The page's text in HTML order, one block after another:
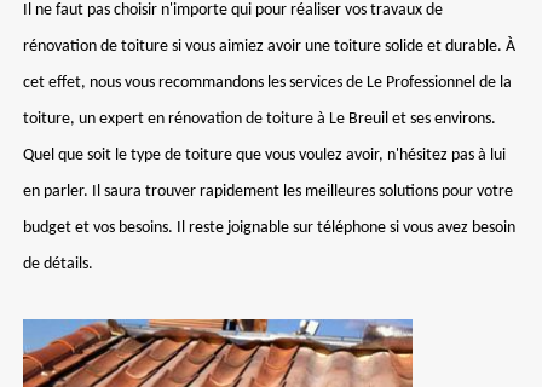
Il ne faut pas choisir n'importe qui pour réaliser vos travaux de
rénovation de toiture si vous aimiez avoir une toiture solide et durable. À
cet effet, nous vous recommandons les services de Le Professionnel de la
toiture, un expert en rénovation de toiture à Le Breuil et ses environs.
Quel que soit le type de toiture que vous voulez avoir, n'hésitez pas à lui
en parler. Il saura trouver rapidement les meilleures solutions pour votre
budget et vos besoins. Il reste joignable sur téléphone si vous avez besoin
de détails.